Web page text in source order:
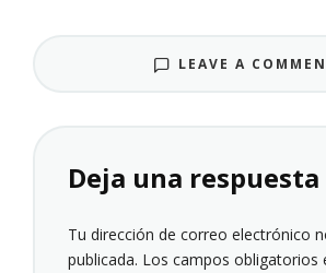
LEAVE A
Deja una respuesta
Tu dirección de correo electrónico
publicada. Los campos obligatorios